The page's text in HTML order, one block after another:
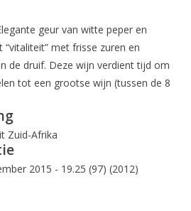
geur van witte peper en
met frisse zuren en
de druif. Deze wijn verdient tijd om
tot een grootse wijn (tussen de 8
Zuid-Afrika
2015 - 19.25 (97) (2012)